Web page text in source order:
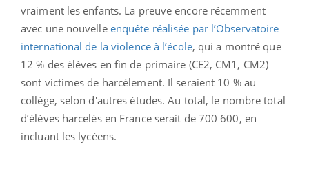
vraiment les enfants. La preuve encore récemment
avec une nouvelle enquête réalisée par l’Observatoire
international de la violence à l’école, qui a montré que
12 % des élèves en fin de primaire (CE2, CM1, CM2)
sont victimes de harcèlement. Il seraient 10 % au
collège, selon d'autres études. Au total, le nombre total
d’élèves harcelés en France serait de 700 600, en
incluant les lycéens.